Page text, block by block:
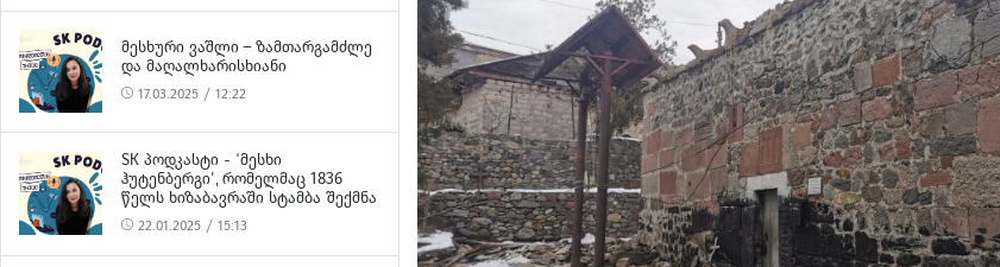
ᲛᲔᲡᲮᲣᲠᲘ ᲕᲐᲨᲚᲘ – ᲖᲐᲛᲗᲐᲠᲒᲐᲛᲫᲚᲔ
ᲓᲐ ᲛᲐᲦᲐᲚᲮᲐᲠᲘᲡᲮᲘᲐᲜᲘ
17.03.2025 / 12:22
SK ᲞᲝᲓᲙᲐᲡᲢᲘ - ‘ᲛᲔᲡᲮᲘ
ᲰᲣᲢᲔᲜᲑᲔᲠᲒᲘ’, ᲠᲝᲛᲔᲚᲛᲐᲪ 1836
ᲬᲔᲚᲡ ᲮᲘᲖᲐᲑᲐᲕᲠᲐᲨᲘ ᲡᲢᲐᲛᲑᲐ ᲨᲔᲥᲛᲜᲐ
22.01.2025 / 15:13